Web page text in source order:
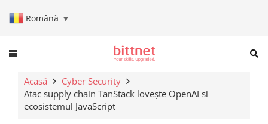
Română ▼
When autocomplete results
Acasă
Cyber Security
Atac supply chain TanStack lovește OpenAI si
ecosistemul JavaScript